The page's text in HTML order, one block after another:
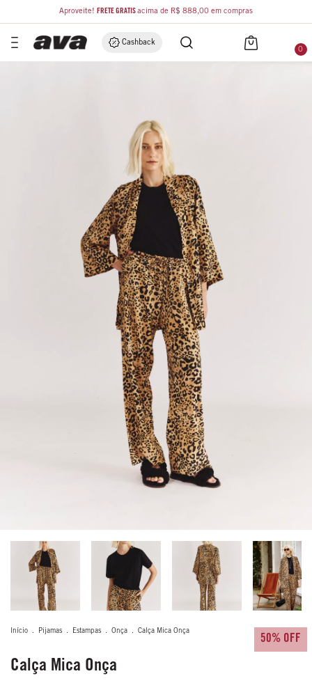
Aproveite! FRETE GRÁTISacima de R$ 888,00 em compras
Cashback
0
Início . Pijamas . Estampas . Onça . Calça Mica Onça
Calça Mica Onça
50% OFF